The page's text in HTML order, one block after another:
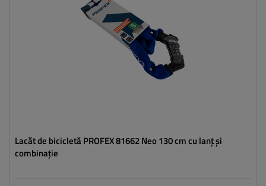
Lacăt de bicicletă PROFEX 81662 Neo 130 cm cu lanț și
combinație